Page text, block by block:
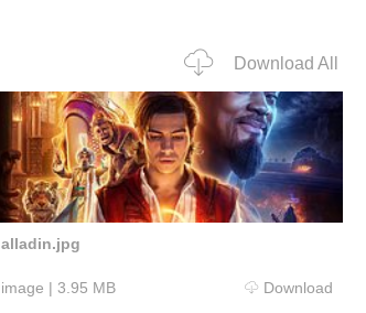
Download All
alladin.jpg
image | 3.95 MB Download